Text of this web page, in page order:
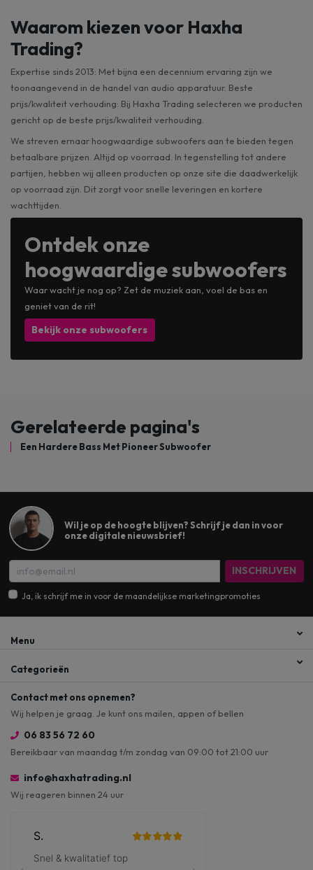
Waarom kiezen voor Haxha
Trading?
Expertise sinds 2013: Met bijna een decennium ervaring zijn we
toonaangevend in de handel van audio apparatuur. Beste
prijs/kwaliteit verhouding: Bij Haxha Trading selecteren we producten
gericht op de beste prijs/kwaliteit verhouding.
We streven ernaar hoogwaardige subwoofers aan te bieden tegen
betaalbare prijzen. Altijd op voorraad. In tegenstelling tot andere
partijen, hebben wij alleen producten op onze site die daadwerkelijk
op voorraad zijn. Dit zorgt voor snelle leveringen en kortere
wachttijden.
Ontdek onze
hoogwaardige subwoofers
Waar wacht je nog op? Zet de muziek aan, voel de bas en
geniet van de rit!
Bekijk onze subwoofers
Gerelateerde pagina's
Een Hardere Bass Met Pioneer Subwoofer
Wil je op de hoogte blijven? Schrijf je dan in voor
onze digitale nieuwsbrief!
INSCHRIJVEN
Ja, ik schrijf me in voor de maandelijkse marketingpromoties
Menu
Categorieën
Contact met ons opnemen?
Wij helpen je graag. Je kunt ons mailen, appen of bellen
06 83 56 72 60
Bereikbaar van maandag t/m zondag van 09:00 tot 21:00 uur
info@haxhatrading.nl
Wij reageren binnen 24 uur